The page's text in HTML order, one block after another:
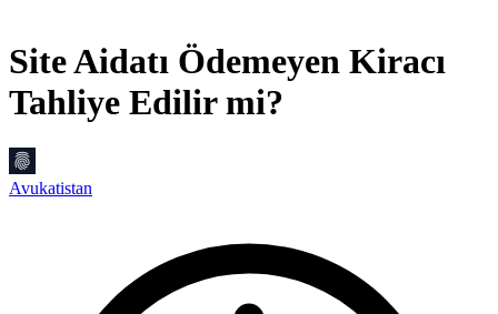
Site Aidatı Ödemeyen Kiracı
Tahliye Edilir mi?
Avukatistan